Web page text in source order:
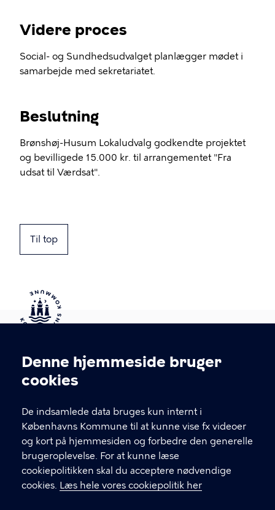
Cookieindstillinger
Denne hjemmeside bruger
cookies
De indsamlede data bruges kun internt i
Københavns Kommune til at kunne vise fx videoer
og kort på hjemmesiden og forbedre den generelle
brugeroplevelse. For at kunne læse
cookiepolitikken skal du acceptere nødvendige
cookies. Læs hele vores cookiepolitik her
Videre proces
Social- og Sundhedsudvalget planlægger mødet i
samarbejde med sekretariatet.
Beslutning
Brønshøj-Husum Lokaludvalg godkendte projektet
og bevilligede 15.000 kr. til arrangementet "Fra
udsat til Værdsat".
Til top
Kontakt Københavns Kommune
T
fFind andre kontakter her
CVR-nummer64942212
GENVEJE